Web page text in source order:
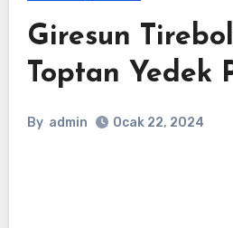
Giresun
Toptan Yedek
By admin Ocak 22, 2024